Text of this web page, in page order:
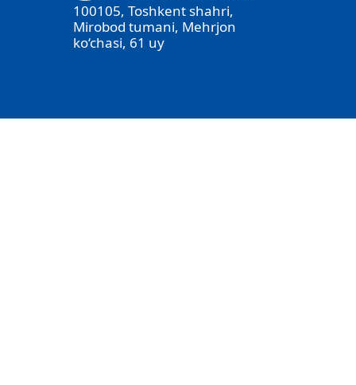
100105, Toshkent shahri,
Mirobod tumani, Mehrjon
ko‘chasi, 61 uy